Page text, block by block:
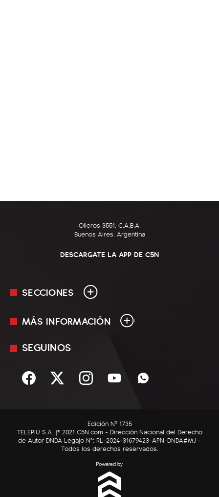
Olleros 3551, C.A.B.A.
Buenos Aires, Argentina
DESCARGATE LA APP DE C5N
SECCIONES
En Vivo
Sociedad
C5N Autos
RatingCero
MÁS INFORMACIÓN
Mediakit
Términos y condiciones
SEGUINOS
Edición Nº 1735
TELEPIU S.A. |© 2021 C5N.com - Dirección Nacional del Derecho
de Autor DNDA Legajo N°: RL-2024-31679423-APN-DNDA#MJ -
Todos los derechos reservados.